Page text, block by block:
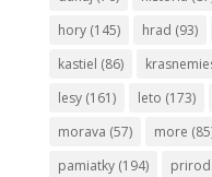
hory(145) hrad (93)
kastiel (86)
lesy(161) leto (173)
morava (57) more
pamiatky(194)